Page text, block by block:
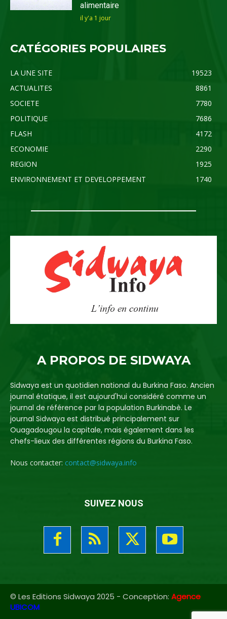
alimentaire
il y'a 1 jour
CATÉGORIES POPULAIRES
LA UNE SITE
19523
ACTUALITES
8861
SOCIETE
7780
POLITIQUE
7686
FLASH
4172
ECONOMIE
2290
REGION
1925
ENVIRONNEMENT ET DEVELOPPEMENT
1740
A PROPOS DE SIDWAYA
Sidwaya est un quotidien national du Burkina Faso. Ancien
journal étatique, il est aujourd'hui considéré comme un
journal de référence par la population Burkinabè. Le
journal Sidwaya est distribué principalement sur
Ouagadougou la capitale, mais également dans les
chefs-lieux des différentes régions du Burkina Faso.
Nous contacter: contact@sidwaya.info
SUIVEZ NOUS
© Les Editions Sidwaya 2025 - Conception: Agence
UBICOM